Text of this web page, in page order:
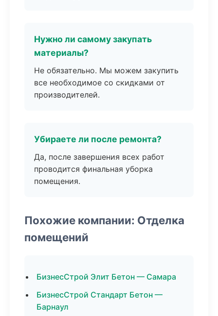
Нужно ли самому закупать
материалы?
Не обязательно. Мы можем закупить
все необходимое со скидками от
производителей.
Убираете ли после ремонта?
Да, после завершения всех работ
проводится финальная уборка
помещения.
Похожие компании: Отделка
помещений
БизнесСтрой Элит Бетон — Самара
БизнесСтрой Стандарт Бетон —
Барнаул